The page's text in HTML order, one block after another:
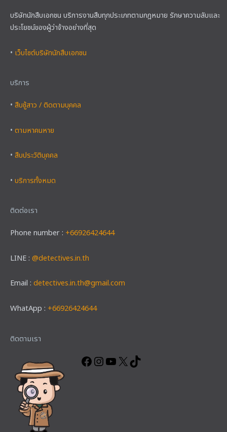
บริษัทนักสืบเอกชน บริการงานสืบทุกประเภทตามกฎหมาย รักษาความลับและ
ประโยชน์ของผู้ว่าจ้างอย่างที่สุด
• เว็บไซต์บริษัทนักสืบเอกชน
บริการ
• สืบชู้สาว / ติดตามบุคคล
• ตามหาคนหาย
• สืบประวัติบุคคล
• บริการทั้งหมด
ติดต่อเรา
Phone number : +66926424644
LINE : @detectives.in.th
Email : detectives.in.th@gmail.com
WhatApp : +66926424644
ติดตามเรา